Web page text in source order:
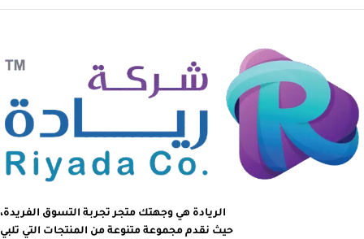
الريادة هي وجهتك متجر تجربة التسوق الفريدة،
حيث نقدم مجموعة متنوعة من المنتجات التي تلبي